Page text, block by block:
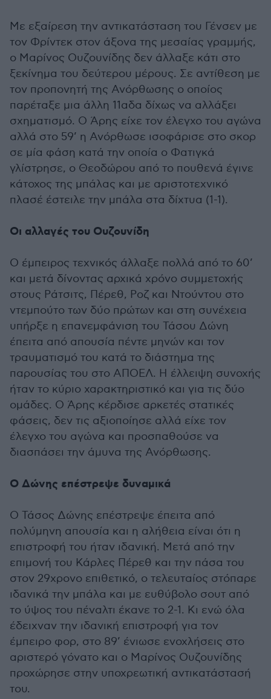
Με εξαίρεση την αντικατάσταση του Γένσεν με
τον Φρίντεκ στον άξονα της μεσαίας γραμμής,
ο Μαρίνος Ουζουνίδης δεν άλλαξε κάτι στο
ξεκίνημα του δεύτερου μέρους. Σε αντίθεση με
τον προπονητή της Ανόρθωσης ο οποίος
παρέταξε μια άλλη 11αδα δίχως να αλλάξει
σχηματισμό. Ο Άρης είχε τον έλεγχο του αγώνα
αλλά στο 59’ η Ανόρθωσε ισοφάρισε στο σκορ
σε μία φάση κατά την οποία ο Φατιγκά
γλίστρησε, ο Θεοδώρου από το πουθενά έγινε
κάτοχος της μπάλας και με αριστοτεχνικό
πλασέ έστειλε την μπάλα στα δίχτυα (1-1).
Οι αλλαγές του Ουζουνίδη
Ο έμπειρος τεχνικός άλλαξε πολλά από το 60’
και μετά δίνοντας αρχικά χρόνο συμμετοχής
στους Ράτσιτς, Πέρεθ, Ροζ και Ντούντου στο
ντεμπούτο των δύο πρώτων και στη συνέχεια
υπήρξε η επανεμφάνιση του Τάσου Δώνη
έπειτα από απουσία πέντε μηνών και τον
τραυματισμό του κατά το διάστημα της
παρουσίας του στο ΑΠΟΕΛ. Η έλλειψη συνοχής
ήταν το κύριο χαρακτηριστικό και για τις δύο
ομάδες. Ο Άρης κέρδισε αρκετές στατικές
φάσεις, δεν τις αξιοποίησε αλλά είχε τον
έλεγχο του αγώνα και προσπαθούσε να
διασπάσει την άμυνα της Ανόρθωσης.
Ο Δώνης επέστρεψε δυναμικά
Ο Τάσος Δώνης επέστρεψε έπειτα από
πολύμηνη απουσία και η αλήθεια είναι ότι η
επιστροφή του ήταν ιδανική. Μετά από την
επιμονή του Κάρλες Πέρεθ και την πάσα του
στον 29χρονο επιθετικό, ο τελευταίος στόπαρε
ιδανικά την μπάλα και με ευθύβολο σουτ από
το ύψος του πέναλτι έκανε το 2-1. Κι ενώ όλα
έδειχναν την ιδανική επιστροφή για τον
έμπειρο φορ, στο 89’ ένιωσε ενοχλήσεις στο
αριστερό γόνατο και ο Μαρίνος Ουζουνίδης
προχώρησε στην υποχρεωτική αντικατάστασή
του.